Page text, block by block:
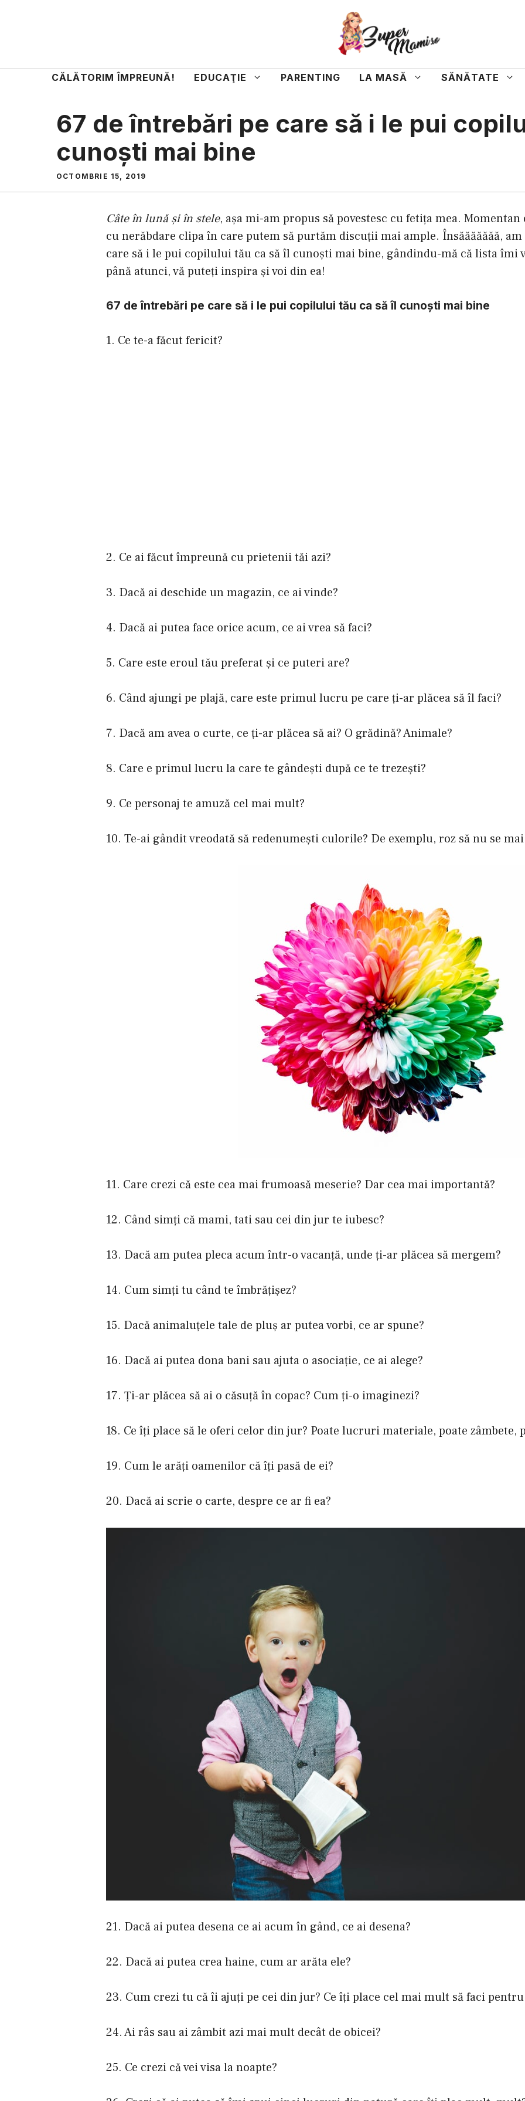
CĂLĂTORIM ÎMPREUNĂ! EDUCAŢIE PARENTING LA MASĂ SĂNĂTATE
67 de întrebări pe care să i le pui
cunoşti mai bine
OCTOMBRIE 15, 2019
Câte în lună şi în stele, aşa mi-am propus să povestesc cu fetiţa mea.
cu nerăbdare clipa în care putem să purtăm discuţii mai ample. Însăăăăăăă,
care să i le pui copilului tău ca să îl cunoşti mai bine, gândindu-mă că lista îmi
până atunci, vă puteţi inspira şi voi din ea!
67 de întrebări pe care să i le pui copilului tău ca să îl cunoşti mai bine
1. Ce te-a făcut fericit?
2. Ce ai făcut împreună cu prietenii tăi azi?
3. Dacă ai deschide un magazin, ce ai vinde?
4. Dacă ai putea face orice acum, ce ai vrea să faci?
5. Care este eroul tău preferat şi ce puteri are?
6. Când ajungi pe plajă, care este primul lucru pe care ţi-ar plăcea să îl faci?
7. Dacă am avea o curte, ce ţi-ar plăcea să ai? O grădină? Animale?
8. Care e primul lucru la care te gândeşti după ce te trezeşti?
9. Ce personaj te amuză cel mai mult?
10. Te-ai gândit vreodată să redenumeşti culorile? De exemplu, roz să nu se
11. Care crezi că este cea mai frumoasă meserie? Dar cea mai importantă?
12. Când simţi că mami, tati sau cei din jur te iubesc?
13. Dacă am putea pleca acum într-o vacanţă, unde ţi-ar plăcea să mergem?
14. Cum simţi tu când te îmbrăţişez?
15. Dacă animaluţele tale de pluş ar putea vorbi, ce ar spune?
16. Dacă ai putea dona bani sau ajuta o asociaţie, ce ai alege?
17. Ţi-ar plăcea să ai o căsuţă în copac? Cum ţi-o imaginezi?
18. Ce îţi place să le oferi celor din jur? Poate lucruri materiale, poate
19. Cum le arăţi oamenilor că îţi pasă de ei?
20. Dacă ai scrie o carte, despre ce ar fi ea?
21. Dacă ai putea desena ce ai acum în gând, ce ai desena?
22. Dacă ai putea crea haine, cum ar arăta ele?
23. Cum crezi tu că îi ajuţi pe cei din jur? Ce îţi place cel mai mult să faci
24. Ai râs sau ai zâmbit azi mai mult decât de obicei?
25. Ce crezi că vei visa la noapte?